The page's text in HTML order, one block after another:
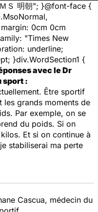
Ｓ 明朝"; }@font-face {
0cm 0cm
"Times New
underline;
}div.WordSection1 {
avec le Dr
sport :
Être sportif
les grands moments de
Par exemple, on se
du poids. Si on
Et si on continue à
stabiliserai ma perte
Cascua, médecin du